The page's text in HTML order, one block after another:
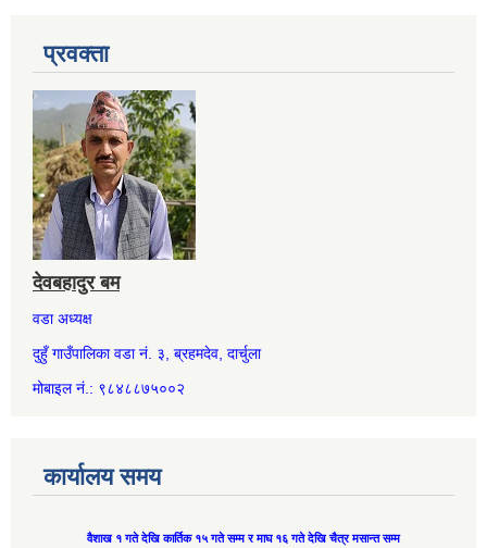
प्रवक्ता
देवबहादुर बम
वडा अध्यक्ष
दुहुँ गाउँपालिका वडा नं. ३, ब्रहमदेव, दार्चुला
मोबाइल नं.: ९८४८८७५००२
कार्यालय समय
वैशाख १ गते देखि कार्तिक १५ गते सम्म र माघ १६ गते देखि चैत्र मसान्त सम्म